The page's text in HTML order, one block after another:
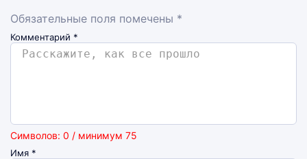
Обязательные поля помечены *
Комментарий *
Символов: 0 / минимум 75
Имя *